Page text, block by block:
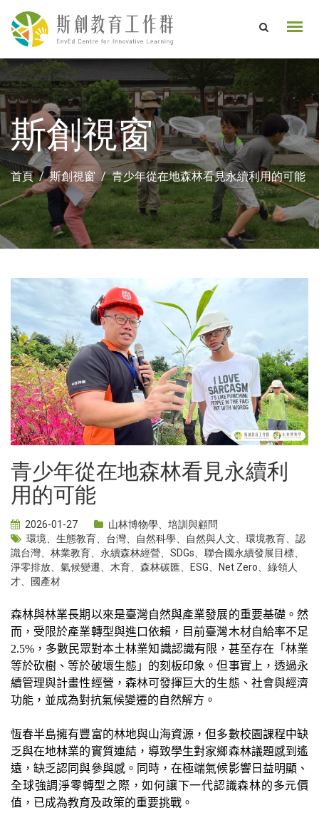
斯創視窗
首頁 斯創視窗 青少年從在地森林看見永續利用的可能
青少年從在地森林看見永續利
用的可能
2026-01-27 山林博物學
培訓與顧問
環境
生態教育 台灣 自然科學 自然與人文 環境教育
認
識台灣
林業教育 永續森林經營 SDGs 聯合國永續發展目標
淨零排放
氣候變遷 木育 森林碳匯 ESG Net Zero
綠領人
才
國產材
森林與林業長期以來是臺灣自然與產業發展的重要基礎。然
而，受限於產業轉型與進口依賴，目前臺灣木材自給率不足
2.5%，多數民眾對本土林業知識認識有限，甚至存在「林業
等於砍樹、等於破壞生態」的刻板印象。但事實上，透過永
續管理與計畫性經營，森林可發揮巨大的生態、社會與經濟
功能，並成為對抗氣候變遷的自然解方。
恆春半島擁有豐富的林地與山海資源，但多數校園課程中缺
乏與在地林業的實質連結，導致學生對家鄉森林議題感到遙
遠，缺乏認同與參與感。同時，在極端氣候影響日益明顯、
全球強調淨零轉型之際，如何讓下一代認識森林的多元價
值，已成為教育及政策的重要挑戰。